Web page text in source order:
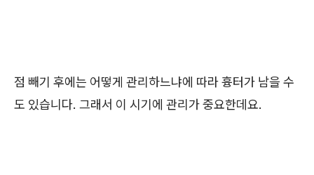
점 빼기 후에는 어떻게 관리하느냐에 따라 흉터가 남을 수
도 있습니다. 그래서 이 시기에 관리가 중요한데요.